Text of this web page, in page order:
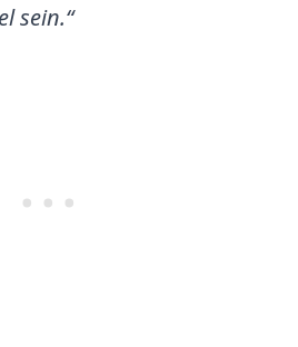
sein.“